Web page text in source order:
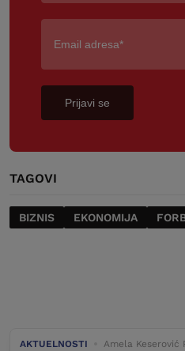
Prijavi se
TAGOVI
BIZNIS EKONOMIJA
AKTUELNOSTI Amela Keserović